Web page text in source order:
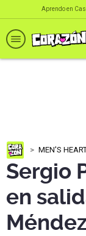
Aprendo en
MEN'S
Sergio
en